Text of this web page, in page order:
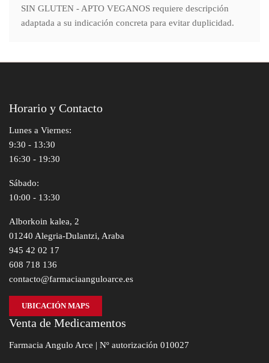
SIN GLUTEN - APTO VEGANOS requiere descripción
adaptada a su indicación concreta para evitar duplicidad.
Horario y Contacto
Lunes a Viernes:
9:30 - 13:30
16:30 - 19:30
Sábado:
10:00 - 13:30
Alborkoin kalea, 2
01240 Alegria-Dulantzi, Araba
945 42 02 17
608 718 136
contacto@farmaciaanguloarce.es
UBICACIÓN MAPS
Venta de Medicamentos
Farmacia Angulo Arce | Nº autorización 010027